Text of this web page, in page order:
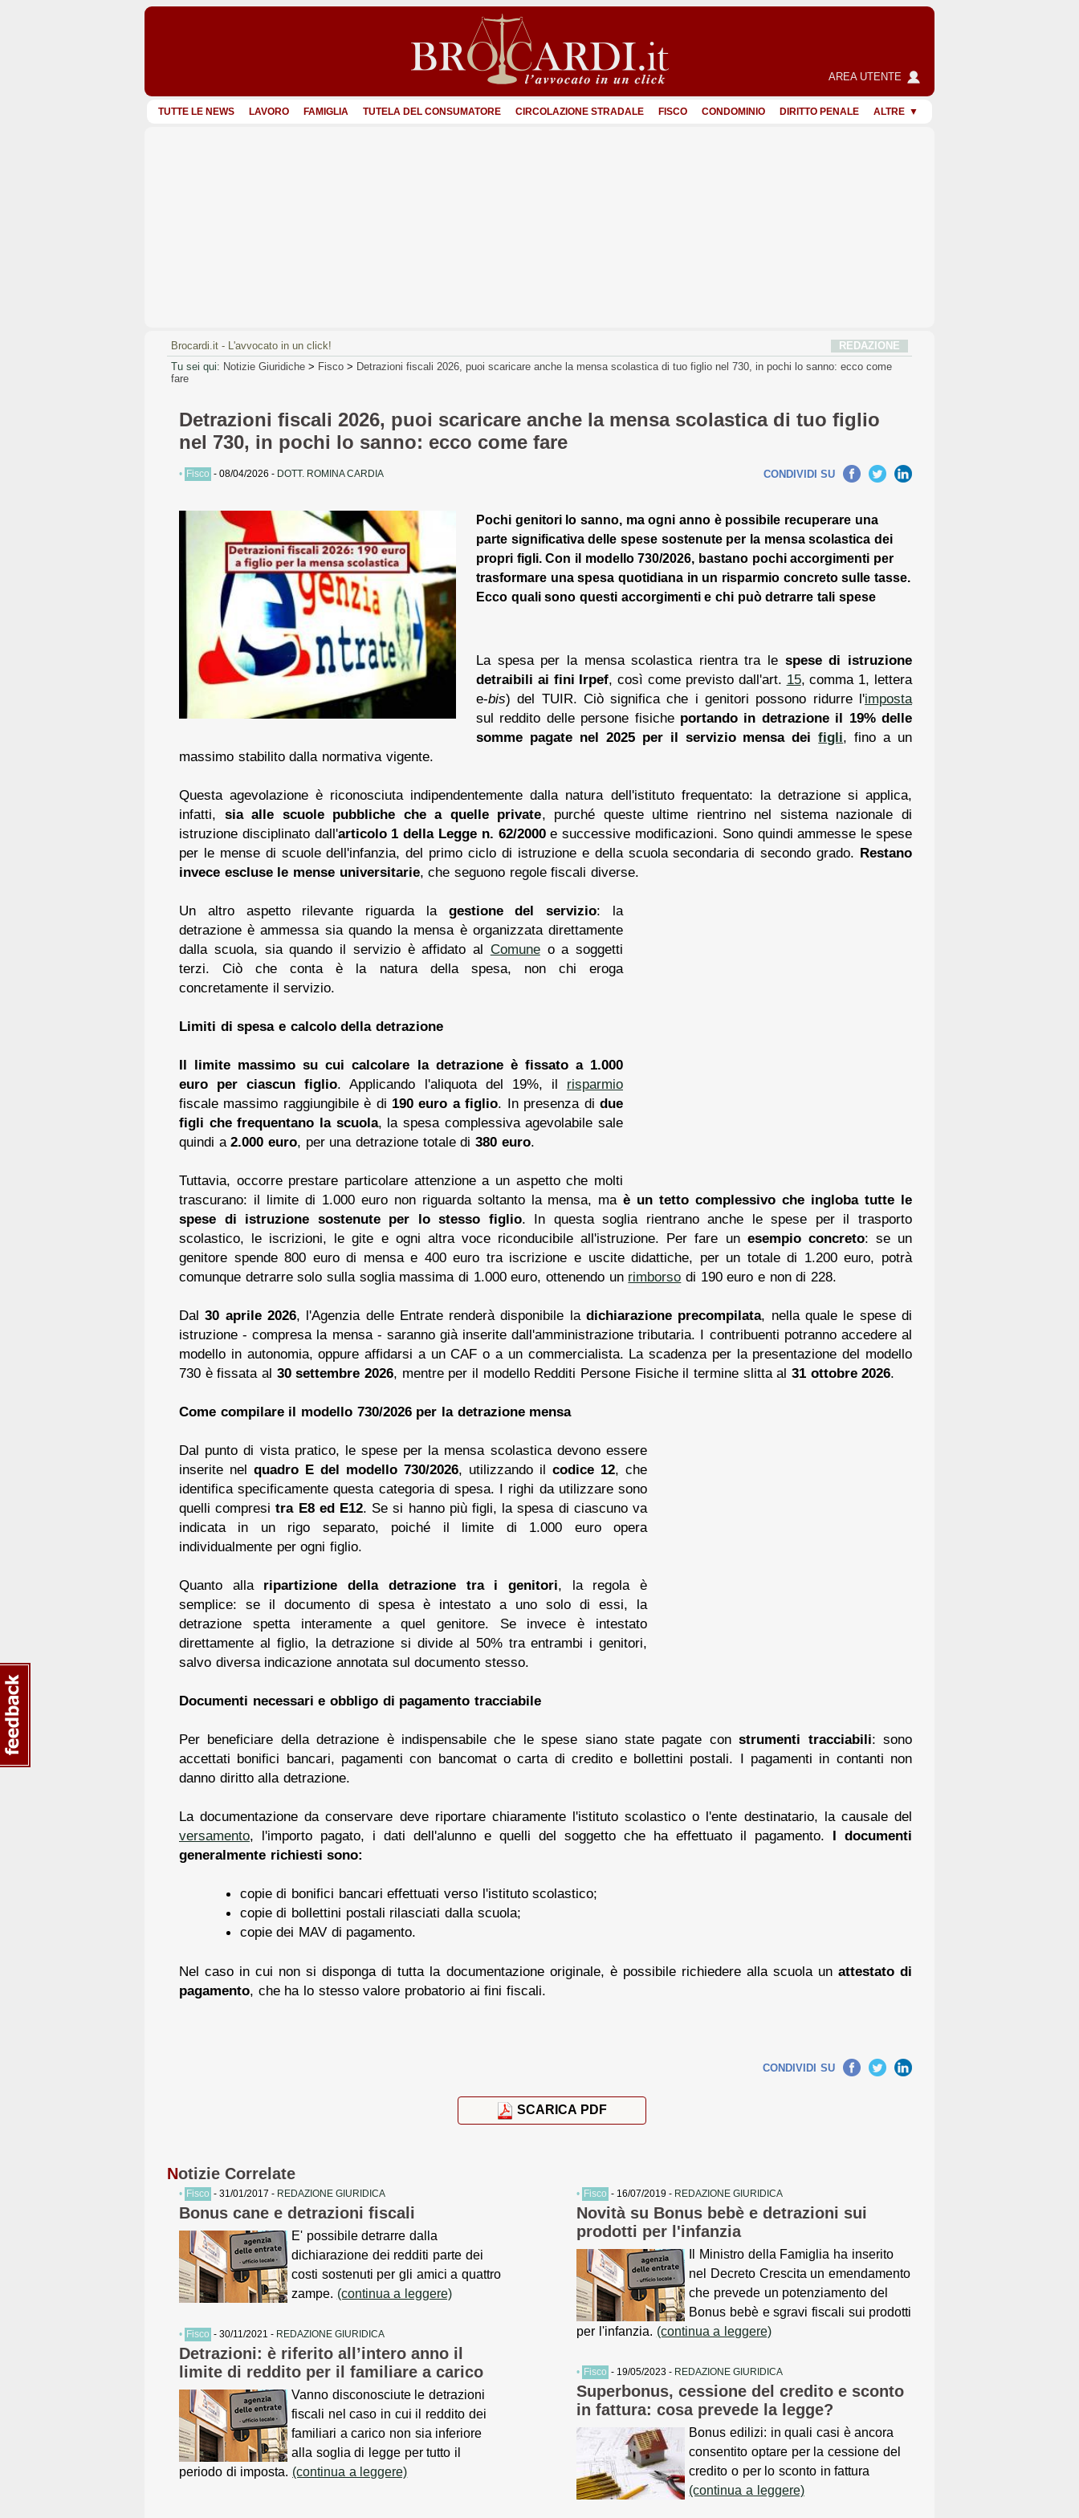
AREA UTENTE
TUTTE LE NEWS LAVORO FAMIGLIA TUTELA DEL CONSUMATORE CIRCOLAZIONE STRADALE FISCO CONDOMINIO DIRITTO PENALE ALTRE
Brocardi.it - L'avvocato in un click!
REDAZIONE
Tu sei qui: Notizie Giuridiche > Fisco > Detrazioni fiscali 2026, puoi scaricare anche la mensa scolastica di tuo figlio nel 730, in pochi lo sanno: ecco come
fare
Detrazioni fiscali 2026, puoi scaricare anche la mensa scolastica di tuo figlio
nel 730, in pochi lo sanno: ecco come fare
• Fisco - 08/04/2026 - DOTT. ROMINA CARDIA CONDIVIDI SU
Pochi genitori lo sanno, ma ogni anno è possibile recuperare una
parte significativa delle spese sostenute per la mensa scolastica dei
propri figli. Con il modello 730/2026, bastano pochi accorgimenti per
trasformare una spesa quotidiana in un risparmio concreto sulle tasse.
Ecco quali sono questi accorgimenti e chi può detrarre tali spese
La spesa per la mensa scolastica rientra tra le spese di istruzione
detraibili ai fini Irpef, così come previsto dall'art. 15, comma 1, lettera
e-bis) del TUIR. Ciò significa che i genitori possono ridurre l'imposta
sul reddito delle persone fisiche portando in detrazione il 19% delle
somme pagate nel 2025 per il servizio mensa deifigli, fino a un
massimo stabilito dalla normativa vigente.
Questa agevolazione è riconosciuta indipendentemente dalla natura dell'istituto frequentato: la detrazione si applica,
infatti, sia alle scuole pubbliche che a quelle private, purché queste ultime rientrino nel sistema nazionale di
istruzione disciplinato dall'articolo 1 della Legge n. 62/2000e successive modificazioni. Sono quindi ammesse le spese
per le mense di scuole dell'infanzia, del primo ciclo di istruzione e della scuola secondaria di secondo grado. Restano
invece escluse le mense universitarie, che seguono regole fiscali diverse.
Un altro aspetto rilevante riguarda la gestione del servizio: la
detrazione è ammessa sia quando la mensa è organizzata direttamente
dalla scuola, sia quando il servizio è affidato al Comuneo a soggetti
terzi. Ciò che conta è la natura della spesa, non chi eroga
concretamente il servizio.
Limiti di spesa e calcolo della detrazione
Il limite massimo su cui calcolare la detrazione è fissato a 1.000
euro per ciascun figlio. Applicando l'aliquota del 19%, il risparmio
fiscale massimo raggiungibile è di 190 euro a figlio. In presenza di due
figli che frequentano la scuola, la spesa complessiva agevolabile sale
quindi a2.000 euro, per una detrazione totale di380 euro.
Tuttavia, occorre prestare particolare attenzione a un aspetto che molti
trascurano: il limite di 1.000 euro non riguarda soltanto la mensa, maè un tetto complessivo che ingloba tutte le
spese di istruzione sostenute per lo stesso figlio. In questa soglia rientrano anche le spese per il trasporto
scolastico, le iscrizioni, le gite e ogni altra voce riconducibile all'istruzione. Per fare un esempio concreto: se un
genitore spende 800 euro di mensa e 400 euro tra iscrizione e uscite didattiche, per un totale di 1.200 euro, potrà
comunque detrarre solo sulla soglia massima di 1.000 euro, ottenendo un rimborso di 190 euro e non di 228.
Dal30 aprile 2026, l'Agenzia delle Entrate renderà disponibile ladichiarazione precompilata, nella quale le spese di
istruzione - compresa la mensa - saranno già inserite dall'amministrazione tributaria. I contribuenti potranno accedere al
modello in autonomia, oppure affidarsi a un CAF o a un commercialista. La scadenza per la presentazione del modello
730 è fissata al 30 settembre 2026, mentre per il modello Redditi Persone Fisiche il termine slitta al31 ottobre 2026.
Come compilare il modello 730/2026 per la detrazione mensa
Dal punto di vista pratico, le spese per la mensa scolastica devono essere
inserite nel quadro E del modello 730/2026, utilizzando il codice 12, che
identifica specificamente questa categoria di spesa. I righi da utilizzare sono
quelli compresitra E8 ed E12. Se si hanno più figli, la spesa di ciascuno va
indicata in un rigo separato, poiché il limite di 1.000 euro opera
individualmente per ogni figlio.
Quanto alla ripartizione della detrazione tra i genitori, la regola è
semplice: se il documento di spesa è intestato a uno solo di essi, la
detrazione spetta interamente a quel genitore. Se invece è intestato
direttamente al figlio, la detrazione si divide al 50% tra entrambi i genitori,
salvo diversa indicazione annotata sul documento stesso.
Documenti necessari e obbligo di pagamento tracciabile
Per beneficiare della detrazione è indispensabile che le spese siano state pagate construmenti tracciabili: sono
accettati bonifici bancari, pagamenti con bancomat o carta di credito e bollettini postali. I pagamenti in contanti non
danno diritto alla detrazione.
La documentazione da conservare deve riportare chiaramente l'istituto scolastico o l'ente destinatario, la causale del
versamento, l'importo pagato, i dati dell'alunno e quelli del soggetto che ha effettuato il pagamento. I documenti
generalmente richiesti sono:
copie di bonifici bancari effettuati verso l'istituto scolastico;
copie di bollettini postali rilasciati dalla scuola;
copie dei MAV di pagamento.
Nel caso in cui non si disponga di tutta la documentazione originale, è possibile richiedere alla scuola un attestato di
pagamento, che ha lo stesso valore probatorio ai fini fiscali.
CONDIVIDI SUFacebookTwitterLinkedIn
SCARICA PDF
Notizie Correlate
• Fisco - 31/01/2017 - REDAZIONE GIURIDICA
Bonus cane e detrazioni fiscali
E' possibile detrarre dalla
dichiarazione dei redditi parte dei
costi sostenuti per gli amici a quattro
zampe. (continua a leggere)
• Fisco - 30/11/2021 - REDAZIONE GIURIDICA
Detrazioni: è riferito all’intero anno il
limite di reddito per il familiare a carico
Vanno disconosciute le detrazioni
fiscali nel caso in cui il reddito dei
familiari a carico non sia inferiore
alla soglia di legge per tutto il
periodo di imposta. (continua a leggere)
• Fisco - 16/07/2019 - REDAZIONE GIURIDICA
Novità su Bonus bebè e detrazioni sui
prodotti per l'infanzia
Il Ministro della Famiglia ha inserito
nel Decreto Crescita un emendamento
che prevede un potenziamento del
Bonus bebè e sgravi fiscali sui prodotti
per l'infanzia. (continua a leggere)
• Fisco - 19/05/2023 - REDAZIONE GIURIDICA
Superbonus, cessione del credito e sconto
in fattura: cosa prevede la legge?
Bonus edilizi: in quali casi è ancora
consentito optare per la cessione del
credito o per lo sconto in fattura
(continua a leggere)